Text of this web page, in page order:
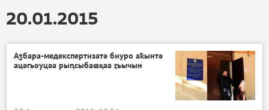
20.01.2015
Аӡбара-медекспертизатә биуро аҟынтә
ацәгьоуцәа рыԥсыбаҩқәа ӷьычын